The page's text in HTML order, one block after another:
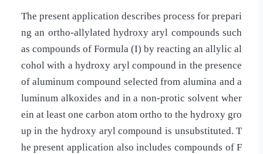
The present application describes process for prepari
ng an ortho-allylated hydroxy aryl compounds such
as compounds of Formula (I) by reacting an allylic al
cohol with a hydroxy aryl compound in the presence
of aluminum compound selected from alumina and a
luminum alkoxides and in a non-protic solvent wher
ein at least one carbon atom ortho to the hydroxy gro
up in the hydroxy aryl compound is unsubstituted. T
he present application also includes compounds of F